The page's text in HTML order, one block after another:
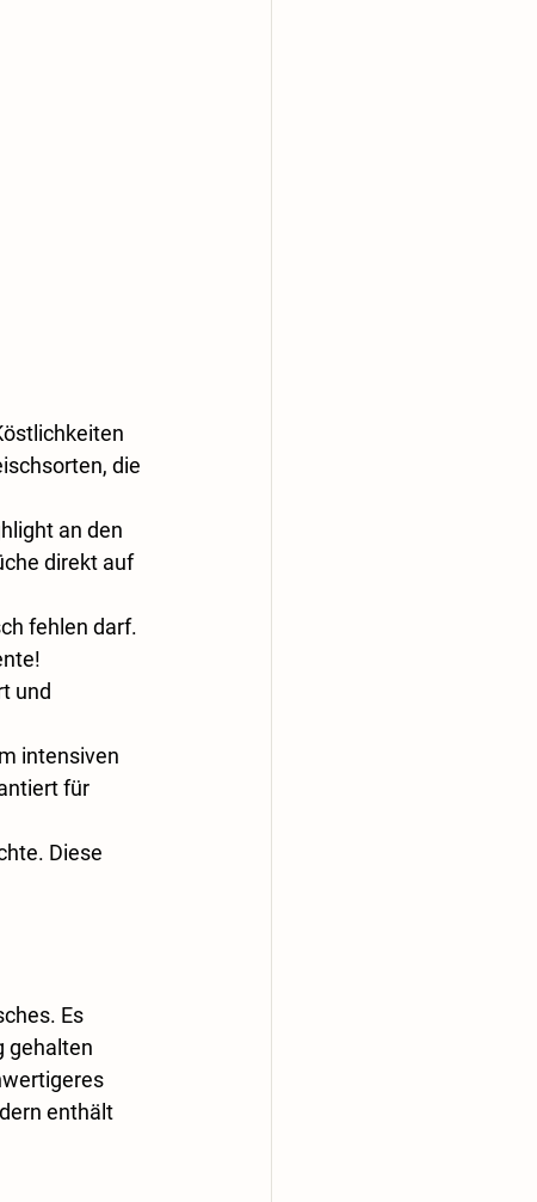
die
an den
direkt auf
fehlen darf.
und
intensiven
für
Diese
Es
gehalten
enthält